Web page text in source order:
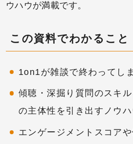
ウハウが満載です。
この資料でわかること
1on1が雑談で終わってし
傾聴・深掘り質問のスキ
の主体性を引き出すノウハ
エンゲージメントスコア